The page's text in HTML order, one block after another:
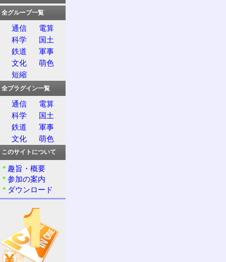
全グループ一覧
通信
電算
科学
国土
鉄道
軍事
文化
萌色
短縮
全プラグイン一覧
通信
電算
科学
国土
鉄道
軍事
文化
萌色
このサイトについて
趣旨・概要
参加の案内
ダウンロード